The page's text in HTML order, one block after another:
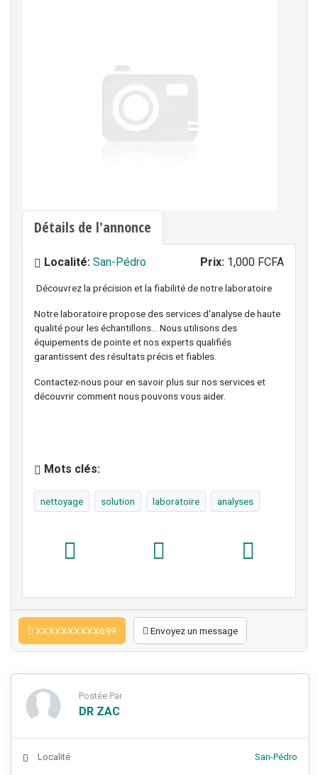
Détails de l'annonce
Localité: San-Pédro Prix: 1,000 FCFA
Découvrez la précision et la fiabilité de notre laboratoire
Notre laboratoire propose des services d'analyse de haute
qualité pour les échantillons... Nous utilisons des
équipements de pointe et nos experts qualifiés
garantissent des résultats précis et fiables.
Contactez-nous pour en savoir plus sur nos services et
découvrir comment nous pouvons vous aider.
Mots clés:
nettoyage solution laboratoire analyses
XXXXXXXXXX699 Envoyez un message
Postée Par
DR ZAC
Localité San-Pédro